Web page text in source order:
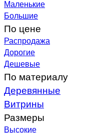
Маленькие
Большие
По цене
Распродажа
Дорогие
Дешевые
По материалу
Деревянные
Витрины
Размеры
Высокие